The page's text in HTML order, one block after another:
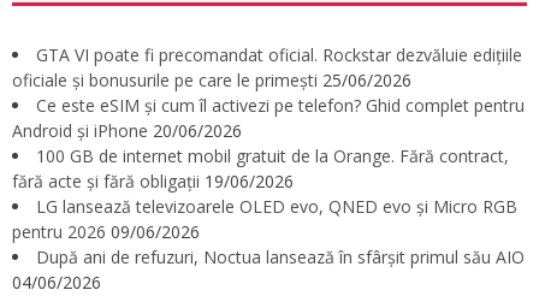
GTA VI poate fi precomandat oficial. Rockstar dezvăluie edițiile
oficiale și bonusurile pe care le primești 25/06/2026
Ce este eSIM și cum îl activezi pe telefon? Ghid complet pentru
Android și iPhone 20/06/2026
100 GB de internet mobil gratuit de la Orange. Fără contract,
fără acte și fără obligații 19/06/2026
LG lansează televizoarele OLED evo, QNED evo și Micro RGB
pentru 2026 09/06/2026
După ani de refuzuri, Noctua lansează în sfârșit primul său AIO
04/06/2026